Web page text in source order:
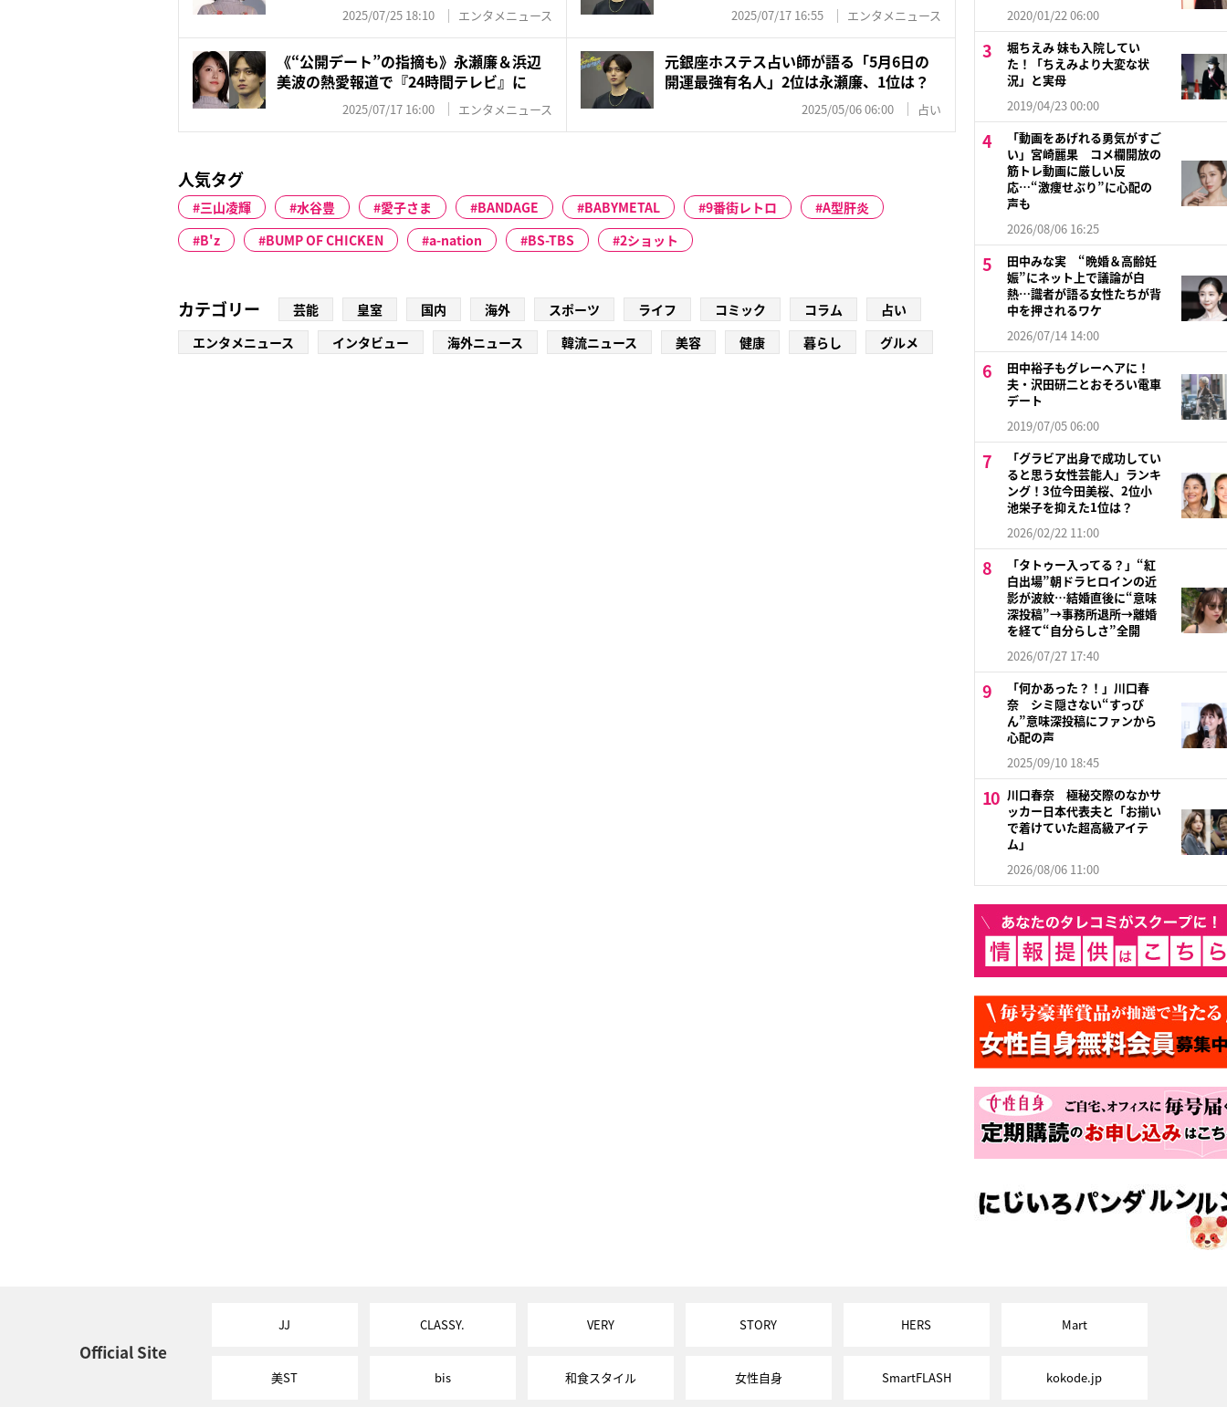
2025/07/25 18:10 エンタメニュース 2025/07/17 16:55 エンタメニュース
《“公開デート”の指摘も》永瀬廉＆浜辺
美波の熱愛報道で『24時間テレビ』に
2025/07/17 16:00 エンタメニュース
元銀座ホステス占い師が語る「5月6日の
開運最強有名人」2位は永瀬廉、1位は？
2025/05/06 06:00 占い
人気タグ
三山凌輝 水谷豊 愛子さま BANDAGE BABYMETAL 9番街レトロ
A型肝炎
B'z
BUMP OF CHICKEN a-nation BS-TBS 2ショット
カテゴリー 芸能 皇室 国内 海外 スポーツ ライフ コミック コラム
占い
エンタメニュース
インタビュー 海外ニュース 韓流ニュース 美容 健康 暮らし グルメ
2020/01/22 06:00
堀ちえみ 妹も入院してい
た！「ちえみより大変な状
況」と実母
2019/04/23 00:00
「動画をあげれる勇気がすご
い」宮崎麗果 コメ欄開放の
筋トレ動画に厳しい反
応…“激痩せぶり”に心配の
声も
2026/08/06 16:25
田中みな実 “晩婚＆高齢妊
娠”にネット上で議論が白
熱…識者が語る女性たちが背
中を押されるワケ
2026/07/14 14:00
田中裕子もグレーヘアに！
夫・沢田研二とおそろい電車
デート
2019/07/05 06:00
「グラビア出身で成功してい
ると思う女性芸能人」ランキ
ング！3位今田美桜、2位小
池栄子を抑えた1位は？
2026/02/22 11:00
「タトゥー入ってる？」“紅
白出場”朝ドラヒロインの近
影が波紋…結婚直後に“意味
深投稿”→事務所退所→離婚
を経て“自分らしさ”全開
2026/07/27 17:40
「何かあった？！」川口春
奈 シミ隠さない“すっぴ
ん”意味深投稿にファンから
心配の声
2025/09/10 18:45
川口春奈 極秘交際のなかサ
ッカー日本代表夫と「お揃い
で着けていた超高級アイテ
ム」
2026/08/06 11:00
Official Site
JJ CLASSY. VERY STORY HERS Mart
美ST bis 和食スタイル 女性自身 SmartFLASH kokode.jp